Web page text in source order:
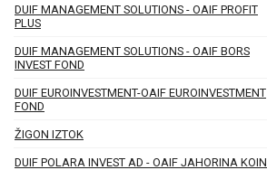
DUIF MANAGEMENT SOLUTIONS - OAIF PROFIT
PLUS
DUIF MANAGEMENT SOLUTIONS - OAIF BORS
INVEST FOND
DUIF EUROINVESTMENT-OAIF EUROINVESTMENT
FOND
ŽIGON IZTOK
DUIF POLARA INVEST AD - OAIF JAHORINA KOIN